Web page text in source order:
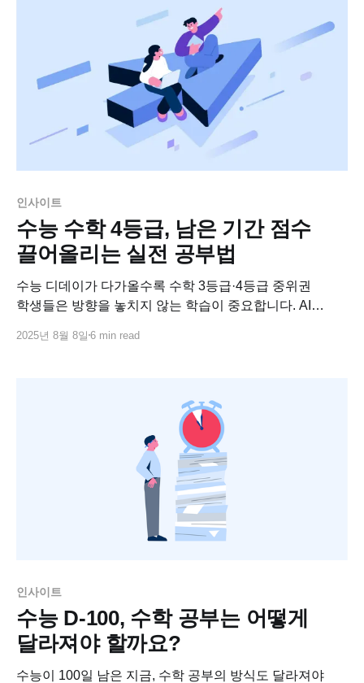
인사이트
수능 수학 4등급, 남은 기간 점수
끌어올리는 실전 공부법
수능 디데이가 다가올수록 수학 3등급·4등급 중위권
학생들은 방향을 놓치지 않는 학습이 중요합니다. AI
수능 수학 점수를 올리는 실전 학습법과 등급 올리기
2025년 8월 8일 6 min read
인사이트
수능 D-100, 수학 공부는 어떻게
달라져야 할까요?
수능이 100일 남은 지금, 수학 공부의 방식도 달라져야